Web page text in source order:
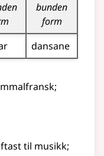
bunden
form
dansane
;
til musikk;